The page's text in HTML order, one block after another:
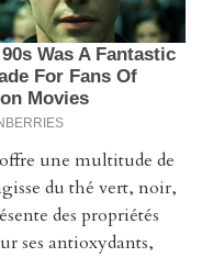
une multitude de
du thé vert, noir,
des propriétés
ses antioxydants,